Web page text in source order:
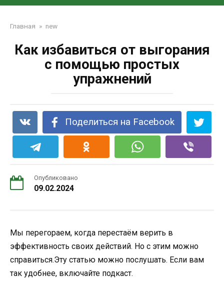
Главная » new
Как избавиться от выгорания
с помощью простых
упражнений
Поделиться на Facebook
Опубликовано
09.02.2024
Мы перегораем, когда перестаём верить в
эффективность своих действий. Но с этим можно
справиться.Эту статью можно послушать. Если вам
так удобнее, включайте подкаст.